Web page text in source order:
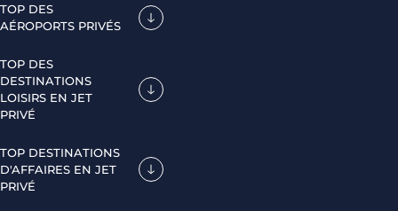
TOP DES
AÉROPORTS PRIVÉS
TOP DES
DESTINATIONS
LOISIRS EN JET
PRIVÉ
TOP DESTINATIONS
D'AFFAIRES EN JET
PRIVÉ